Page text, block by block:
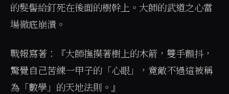
的髮髻給釘死在後面的樹幹上。大師的武道之心當
場徹底崩潰。
戰報寫著：『大師撫摸著樹上的木箭，雙手顫抖，
驚覺自己苦練一甲子的「心眼」，竟敵不過這被稱
為「數學」的天地法則。』